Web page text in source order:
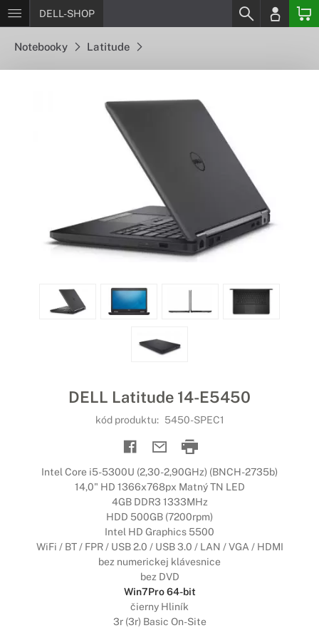
DELL-SHOP
Notebooky Latitude
DELL Latitude 14-E5450
kód produktu: 5450-SPEC1
Intel Core i5-5300U (2,30-2,90GHz) (BNCH-2735b)
14,0" HD 1366x768px Matný TN LED
4GB DDR3 1333MHz
HDD 500GB (7200rpm)
Intel HD Graphics 5500
WiFi / BT / FPR / USB 2.0 / USB 3.0 / LAN / VGA / HDMI
bez numerickej klávesnice
bez DVD
Win7Pro 64-bit
čierny Hliník
3r (3r) Basic On-Site